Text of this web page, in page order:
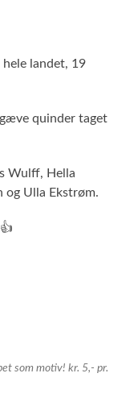
landet, 19
quinder taget
Wulff, Hella
og Ulla Ekstrøm.
som motiv! kr. 5,- pr.